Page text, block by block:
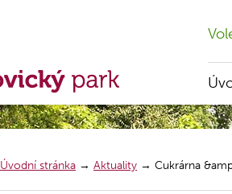
Úvodní stránka → Aktuality → Cukrárna